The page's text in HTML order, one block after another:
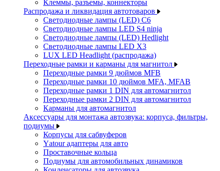
Клеммы, разъемы, коннекторы
Распродажа и ликвидация автотоваров
Светодиодные лампы (LED) C6
Светодиодные лампы LED S4 ninja
Светодиодные лампы (LED) Hedlight
Светодиодные лампы LED X3
LUX LED Headlight (распродажа)
Переходные рамки и карманы для магнитол
Переходные рамки 9 дюймов MFB
Переходные рамки 10 дюймов MFA, MFAB
Переходные рамки 1 DIN для автомагнитол
Переходные рамки 2 DIN для автомагнитол
Карманы для автомагнитол
Аксессуары для монтажа автозвука: корпуса, фильтры,
подиумы
Корпусы для сабвуферов
Yаtour адаптеры для авто
Проставочные кольца
Подиумы для автомобильных динамиков